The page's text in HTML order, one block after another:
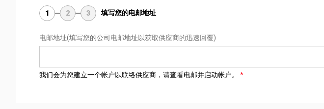
1 2 3 填写您的电邮地址
电邮地址(填写您的公司电邮地址以获取供应商的迅速回覆)
我们会为您建立一个帐户以联络供应商，请查看电邮并启动帐户。